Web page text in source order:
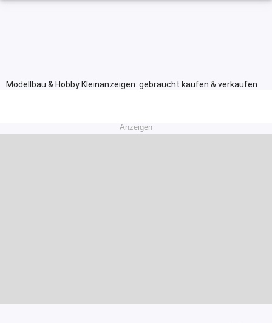
Modellbau & Hobby Kleinanzeigen: gebraucht kaufen & verkaufen
Anzeigen